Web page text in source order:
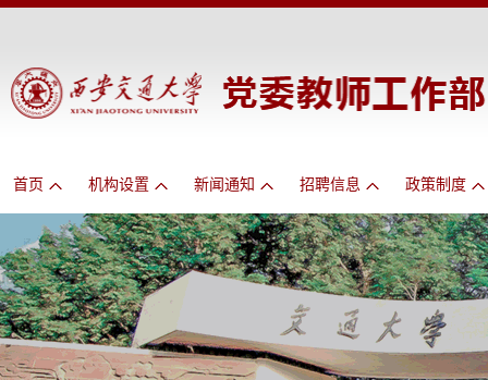
首页 机构设置 新闻通知 招聘信息 政策制度